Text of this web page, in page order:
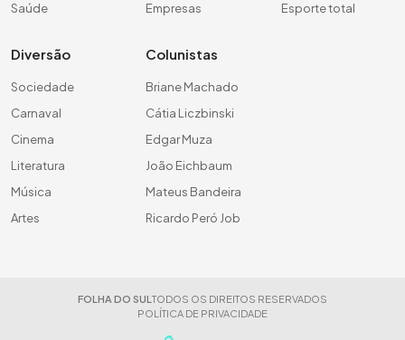
Saúde
Empresas
Esporte total
Diversão
Sociedade
Carnaval
Cinema
Literatura
Música
Artes
Colunistas
Briane Machado
Cátia Liczbinski
Edgar Muza
João Eichbaum
Mateus Bandeira
Ricardo Peró Job
FOLHA DO SUL TODOS OS DIREITOS RESERVADOS
POLÍTICA DE PRIVACIDADE